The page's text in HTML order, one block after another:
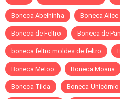
Boneca Abelhinha Boneca Alice
Boneca de Feltro Boneca de
boneca feltro moldes de feltro
Boneca Metoo Boneca Moana
Boneca Tilda Boneca Unicórnio